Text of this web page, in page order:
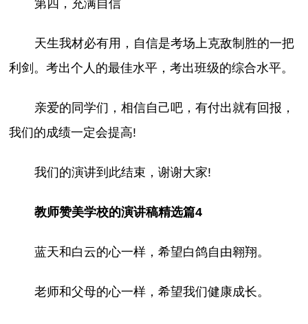
第四，充满自信
天生我材必有用，自信是考场上克敌制胜的一把
利剑。考出个人的最佳水平，考出班级的综合水平。
亲爱的同学们，相信自己吧，有付出就有回报，
我们的成绩一定会提高!
我们的演讲到此结束，谢谢大家!
教师赞美学校的演讲稿精选篇4
蓝天和白云的心一样，希望白鸽自由翱翔。
老师和父母的心一样，希望我们健康成长。